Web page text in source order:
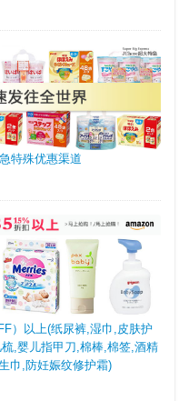
特殊优惠渠道
）以上(纸尿裤,湿巾,皮肤护
,婴儿指甲刀,棉棒,棉签,酒精
巾,防妊娠纹修护霜)